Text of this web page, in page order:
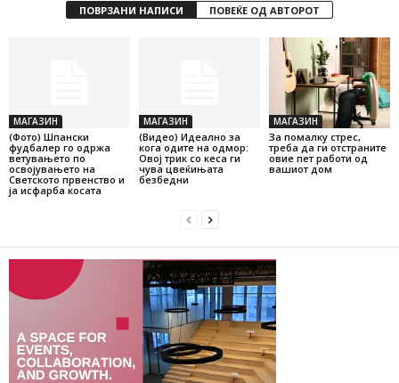
ПОВРЗАНИ НАПИСИ ПОВЕЌЕ ОД АВТОРОТ
МАГАЗИН
(Фото) Шпански
фудбалер го одржа
ветувањето по
освојувањето на
Светското првенство и
ја исфарба косата
МАГАЗИН
(Видео) Идеално за
кога одите на одмор:
Овој трик со кеса ги
чува цвеќињата
безбедни
МАГАЗИН
За помалку стрес,
треба да ги отстраните
овие пет работи од
вашиот дом